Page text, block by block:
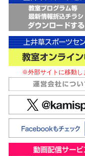
※外部サイトに移動し